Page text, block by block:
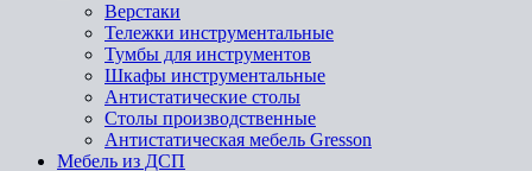
Верстаки
Тележки инструментальные
Тумбы для инструментов
Шкафы инструментальные
Антистатические столы
Столы производственные
Антистатическая мебель Gresson
Мебель из ДСП